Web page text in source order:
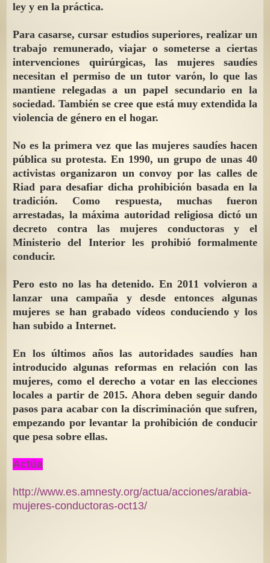
ley y en la práctica.
Para casarse, cursar estudios superiores, realizar un
trabajo remunerado, viajar o someterse a ciertas
intervenciones quirúrgicas, las mujeres saudíes
necesitan el permiso de un tutor varón, lo que las
mantiene relegadas a un papel secundario en la
sociedad. También se cree que está muy extendida la
violencia de género en el hogar.
No es la primera vez que las mujeres saudíes hacen
pública su protesta. En 1990, un grupo de unas 40
activistas organizaron un convoy por las calles de
Riad para desafiar dicha prohibición basada en la
tradición. Como respuesta, muchas fueron
arrestadas, la máxima autoridad religiosa dictó un
decreto contra las mujeres conductoras y el
Ministerio del Interior les prohibió formalmente
conducir.
Pero esto no las ha detenido. En 2011 volvieron a
lanzar una campaña y desde entonces algunas
mujeres se han grabado vídeos conduciendo y los
han subido a Internet.
En los últimos años las autoridades saudíes han
introducido algunas reformas en relación con las
mujeres, como el derecho a votar en las elecciones
locales a partir de 2015. Ahora deben seguir dando
pasos para acabar con la discriminación que sufren,
empezando por levantar la prohibición de conducir
que pesa sobre ellas.
Actúa
http://www.es.amnesty.org/actua/acciones/arabia-
mujeres-conductoras-oct13/